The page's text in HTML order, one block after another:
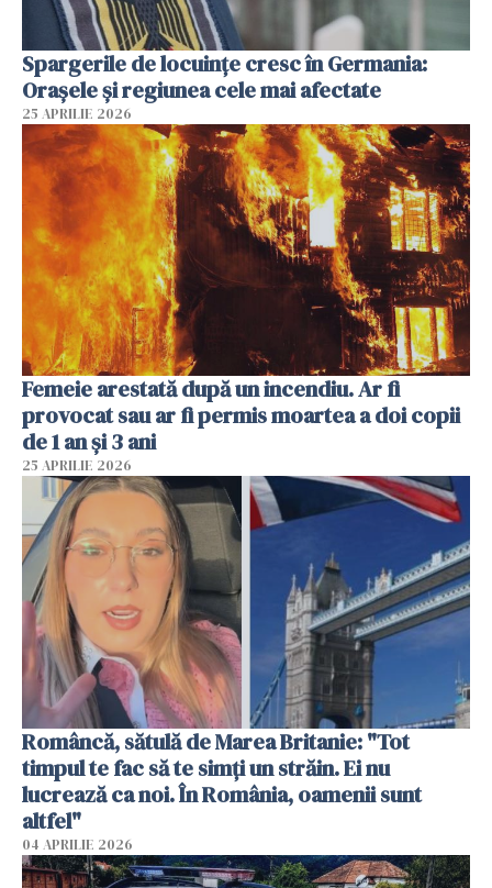
Spargerile de locuințe cresc în Germania:
Orașele și regiunea cele mai afectate
25 APRILIE 2026
Femeie arestată după un incendiu. Ar fi
provocat sau ar fi permis moartea a doi copii
de 1 an și 3 ani
25 APRILIE 2026
Româncă, sătulă de Marea Britanie: "Tot
timpul te fac să te simți un străin. Ei nu
lucrează ca noi. În România, oamenii sunt
altfel"
04 APRILIE 2026